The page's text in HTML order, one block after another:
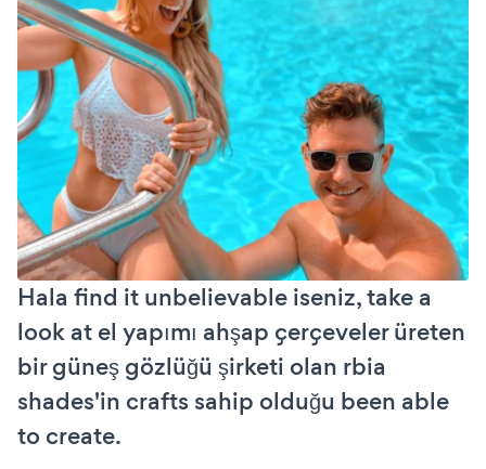
Hala find it unbelievable iseniz, take a
look at el yapımı ahşap çerçeveler üreten
bir güneş gözlüğü şirketi olan rbia
shades'in crafts sahip olduğu been able
to create.